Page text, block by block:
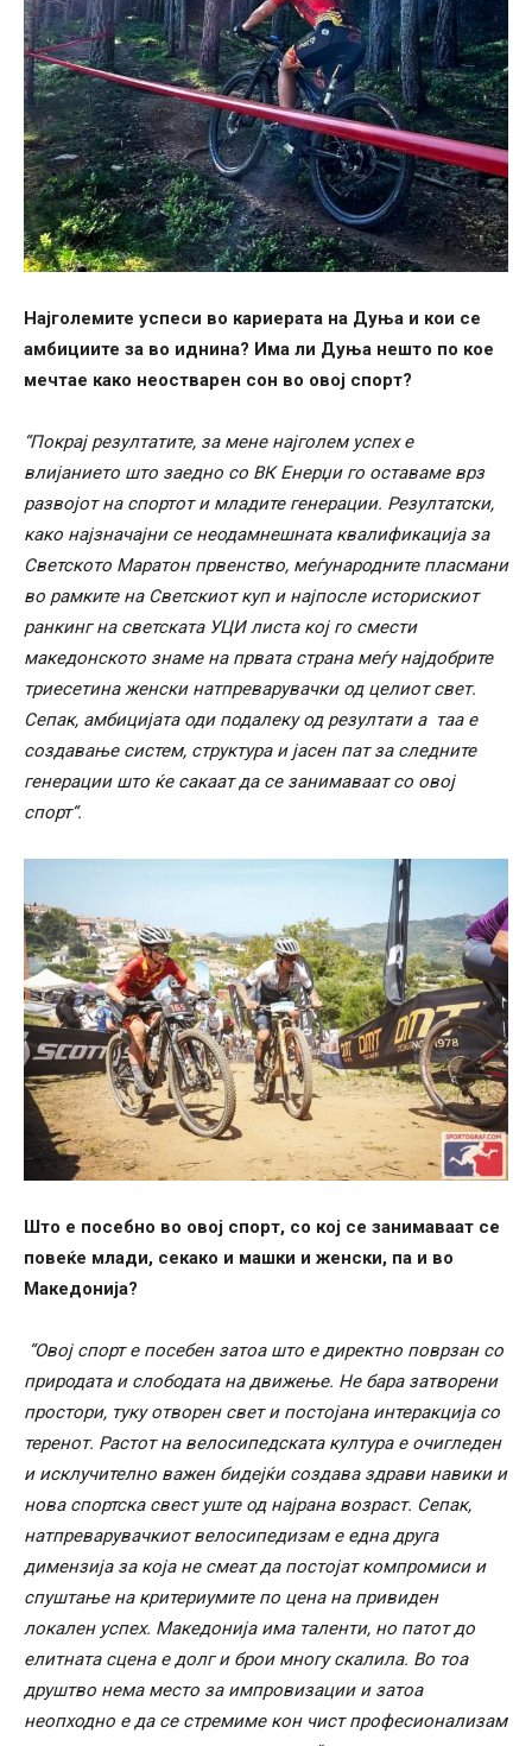
Најголемите успеси во кариерата на Дуња и кои се
амбициите за во иднина? Има ли Дуња нешто по кое
мечтае како неостварен сон во овој спорт?
“Покрај резултатите, за мене најголем успех е
влијанието што заедно со ВК Енерџи го оставаме врз
развојот на спортот и младите генерации. Резултатски,
како најзначајни се неодамнешната квалификација за
Светското Маратон првенство, меѓународните пласмани
во рамките на Светскиот куп и најпосле историскиот
ранкинг на светската УЦИ листа кој го смести
македонското знаме на првата страна меѓу најдобрите
триесетина женски натпреварувачки од целиот свет.
Сепак, амбицијата оди подалеку од резултати а таа е
создавање систем, структура и јасен пат за следните
генерации што ќе сакаат да се занимаваат со овој
спорт“.
Што е посебно во овој спорт, со кој се занимаваат се
повеќе млади, секако и машки и женски, па и во
Македонија?
“Овој спорт е посебен затоа што е директно поврзан со
природата и слободата на движење. Не бара затворени
простори, туку отворен свет и постојана интеракција со
теренот. Растот на велосипедската култура е очигледен
и исклучително важен бидејќи создава здрави навики и
нова спортска свест уште од најрана возраст. Сепак,
натпреварувачкиот велосипедизам е една друга
димензија за која не смеат да постојат компромиси и
спуштање на критериумите по цена на привиден
локален успех. Македонија има таленти, но патот до
елитната сцена е долг и брои многу скалила. Во тоа
друштво нема место за импровизации и затоа
неопходно е да се стремиме кон чист професионализам